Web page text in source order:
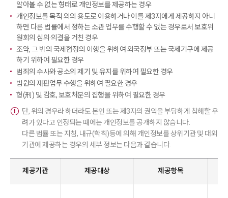
알아볼 수 없는 형태로 개인정보를 제공하는 경우
개인정보를 목적 외의 용도로 이용하거나 이를 제3자에게 제공하지 아니
하면 다른 법률에서 정하는 소관 업무를 수행할 수 없는 경우로서 보호위
원회의 심의·의결을 거친 경우
조약, 그 밖의 국제협정의 이행을 위하여 외국정부 또는 국제기구에 제공
하기 위하여 필요한 경우
범죄의 수사와 공소의 제기 및 유지를 위하여 필요한 경우
법원의 재판업무 수행을 위하여 필요한 경우
형(刑) 및 감호, 보호처분의 집행을 위하여 필요한 경우
단, 위의 경우라 하더라도 본인 또는 제3자의 권익을 부당하게 침해할 우
려가 있다고 인정되는 때에는 개인정보를 공개하지 않습니다.
다른 법률 또는 지침, 내규(학칙)등에 의해 개인정보를 상위기관 및 대외
기관에 제공하는 경우의 세부 정보는 다음과 같습니다.
제공기관 제공대상 제공항목